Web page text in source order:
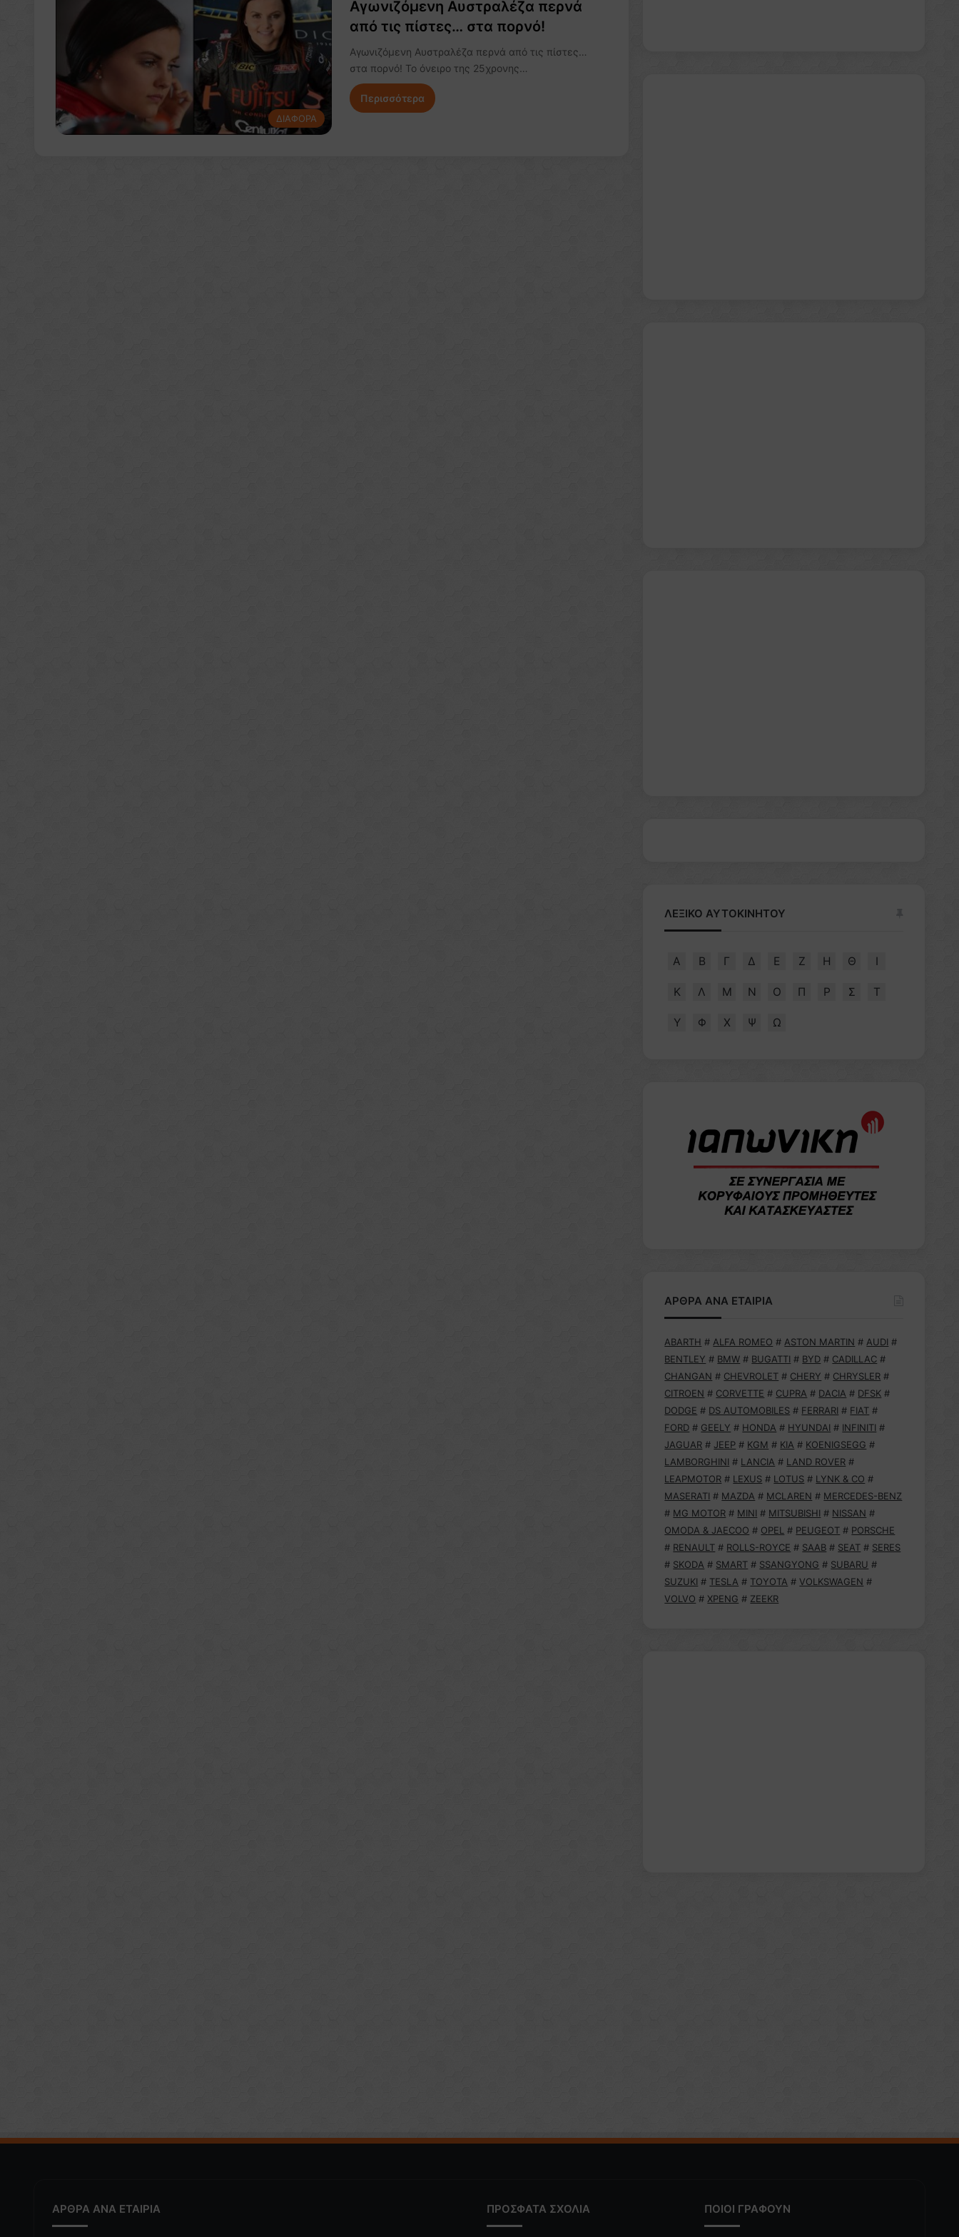
ΔΙΑΦΟΡΑ
Αγωνιζόμενη Αυστραλέζα περνά
από τις πίστες… στα πορνό!
Αγωνιζόμενη Αυστραλέζα περνά από τις πίστες…
στα πορνό! Το όνειρο της 25χρονης…
Περισσότερα
ΛΕΞΙΚΟ ΑΥΤΟΚΙΝΗΤΟΥ
Α Β Γ Δ Ε Ζ Η Θ Ι
Κ Λ Μ Ν Ο Π Ρ Σ Τ
Υ Φ Χ Ψ Ω
ΑΡΘΡΑ ΑΝΑ ΕΤΑΙΡΙΑ
ABARTH # ALFA ROMEO # ASTON MARTIN # AUDI #
BENTLEY # BMW # BUGATTI # BYD # CADILLAC #
CHANGAN # CHEVROLET # CHERY # CHRYSLER #
CITROEN # CORVETTE # CUPRA # DACIA # DFSK #
DODGE # DS AUTOMOBILES # FERRARI # FIAT #
FORD # GEELY # HONDA # HYUNDAI # INFINITI #
JAGUAR # JEEP # KGM # KIA # KOENIGSEGG #
LAMBORGHINI # LANCIA # LAND ROVER #
LEAPMOTOR # LEXUS # LOTUS # LYNK & CO #
MASERATI # MAZDA # MCLAREN # MERCEDES-BENZ
# MG MOTOR # MINI # MITSUBISHI # NISSAN #
OMODA & JAECOO # OPEL # PEUGEOT # PORSCHE
# RENAULT # ROLLS-ROYCE # SAAB # SEAT # SERES
# SKODA # SMART # SSANGYONG # SUBARU #
SUZUKI # TESLA # TOYOTA # VOLKSWAGEN #
VOLVO # XPENG # ZEEKR
ΑΡΘΡΑ ΑΝΑ ΕΤΑΙΡΙΑ ΠΡΟΣΦΑΤΑ ΣΧΟΛΙΑ ΠΟΙΟΙ ΓΡΑΦΟΥΝ